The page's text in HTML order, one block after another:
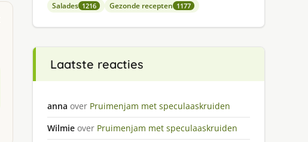
Salades 1216 Gezonde recepten 1177
Laatste reacties
anna over Pruimenjam met speculaaskruiden
Wilmie over Pruimenjam met speculaaskruiden